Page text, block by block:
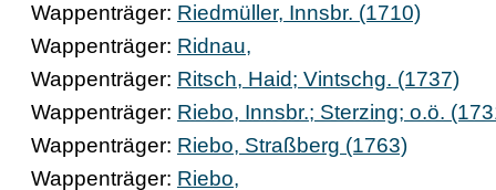
Wappenträger: Riedmüller, Innsbr. (1710)
Wappenträger: Ridnau,
Wappenträger: Ritsch, Haid; Vintschg. (1737)
Wappenträger: Riebo, Innsbr.; Sterzing; o.ö.
Wappenträger: Riebo, Straßberg (1763)
Wappenträger: Riebo,